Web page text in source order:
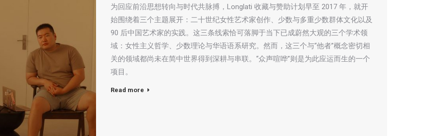
为回应前沿思想转向与时代共脉搏，Longlati 收藏与赞助计划早至 2017 年，就开
始围绕着三个主题展开：二十世纪女性艺术家创作、少数与多重少数群体文化以及
90 后中国艺术家的实践。这三条线索恰可落脚于当下已成蔚然大观的三个学术领
域：女性主义哲学、少数理论与华语语系研究。然而，这三个与“他者”概念密切相
关的领域都尚未在简中世界得到深耕与串联。“众声喧哗”则是为此应运而生的一个
项目。
Read more